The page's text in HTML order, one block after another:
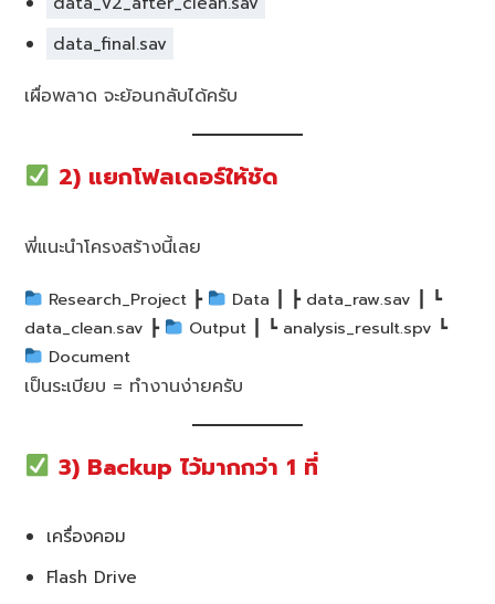
data_final.sav
เผื่อพลาด จะย้อนกลับได้ครับ
2) แยกโฟลเดอร์ให้ชัด
พี่แนะนำโครงสร้างนี้เลย
Research_Project ┣
Data ┃ ┣ data_raw.sav ┃ ┗
data_clean.sav ┣
Output ┃ ┗ analysis_result.spv ┗
Document
เป็นระเบียบ = ทำงานง่ายครับ
3) Backup ไว้มากกว่า 1 ที่
เครื่องคอม
Flash Drive